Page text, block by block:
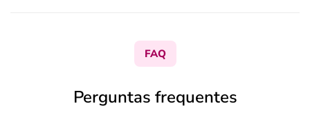
FAQ
Perguntas frequentes